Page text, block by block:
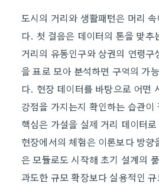
도시의 거리와 생활패턴은 머리
다. 첫 걸음은 데이터의 톤을 맞추
거리의 유동인구와 상권의 연령
을 표로 모아 분석하면 구역의 가
다. 현장 데이터를 바탕으로 어떤
강점을 가지는지 확인하는 습관
핵심은 가설을 실제 거리 데이터
현장에서의 체험은 이론보다 방
은 모듈로도 시작해 초기 설계의
과도한 규모 확장보다 실용적인